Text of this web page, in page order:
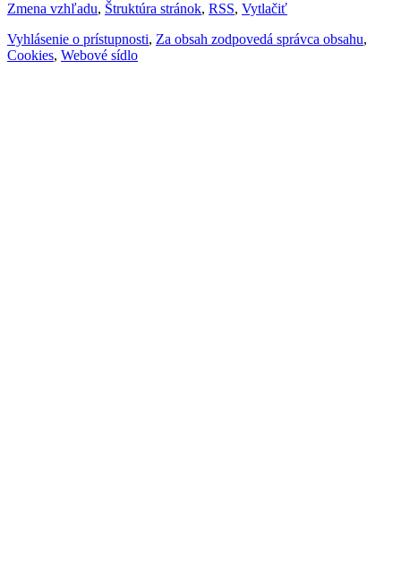
Zmena vzhľadu, Štruktúra stránok, RSS, Vytlačiť
Vyhlásenie o prístupnosti, Za obsah zodpovedá správca obsahu,
Cookies, Webové sídlo